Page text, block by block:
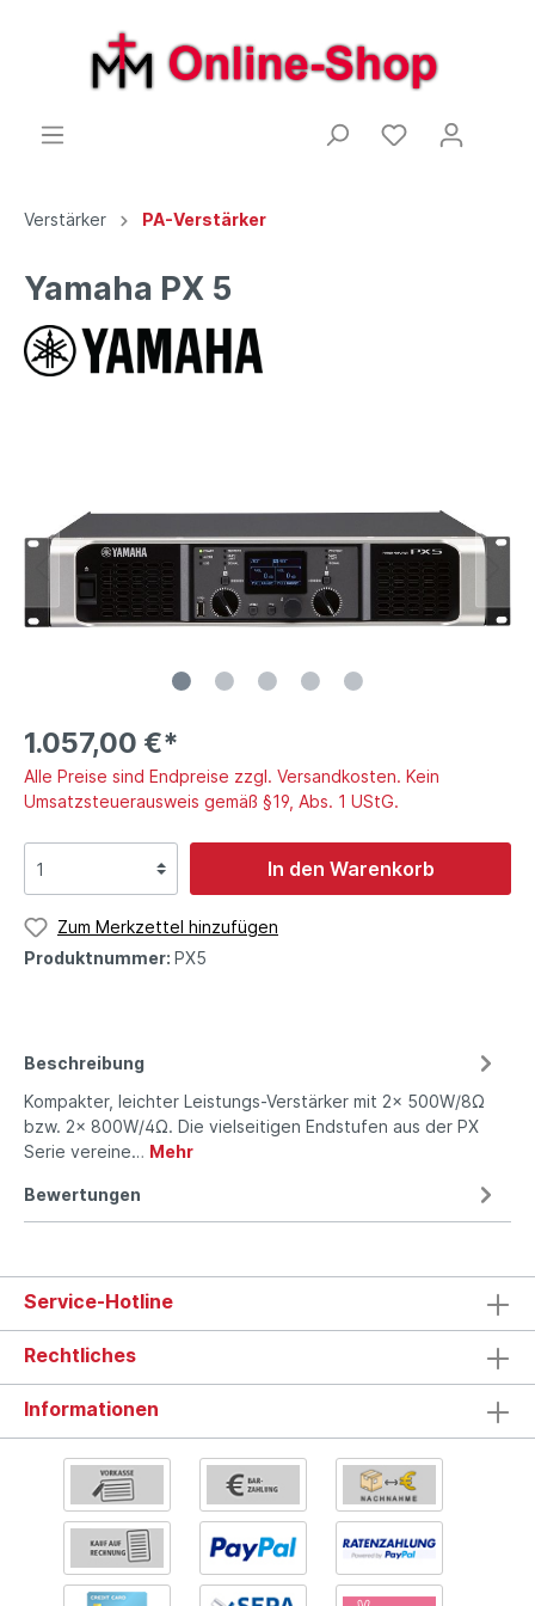
Verstärker PA-Verstärker
Yamaha PX 5
1.057,00 €*
Alle Preise sind Endpreise zzgl. Versandkosten. Kein
Umsatzsteuerausweis gemäß §19, Abs. 1 UStG.
In den Warenkorb
Zum Merkzettel hinzufügen
Produktnummer: PX5
Beschreibung
Kompakter, leichter Leistungs-Verstärker mit 2x 500W/8Ω
bzw. 2x 800W/4Ω. Die vielseitigen Endstufen aus der PX
Serie vereine… Mehr
Bewertungen
Service-Hotline
Rechtliches
Informationen